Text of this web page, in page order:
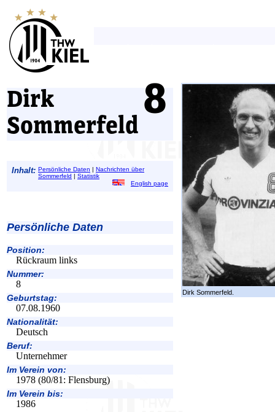
Dirk
Sommerfeld
Inhalt: Persönliche Daten | Nachrichten über
Sommerfeld | Statistik
English page
Persönliche Daten
Position:
Rückraum links
Nummer:
8
Geburtstag:
07.08.1960
Nationalität:
Deutsch
Beruf:
Unternehmer
Im Verein von:
1978 (80/81: Flensburg)
Im Verein bis:
1986
Dirk Sommerfeld.